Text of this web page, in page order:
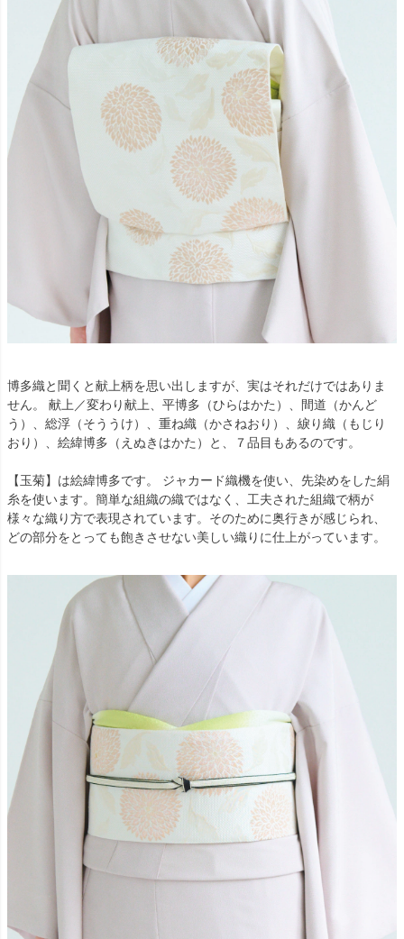
博多織と聞くと献上柄を思い出しますが、実はそれだけではありま
せん。 献上／変わり献上、平博多（ひらはかた）、間道（かんど
う）、総浮（そううけ）、重ね織（かさねおり）、綟り織（もじり
おり）、絵緯博多（えぬきはかた）と、７品目もあるのです。
【玉菊】は絵緯博多です。 ジャカード織機を使い、先染めをした絹
糸を使います。簡単な組織の織ではなく、工夫された組織で柄が
様々な織り方で表現されています。そのために奥行きが感じられ、
どの部分をとっても飽きさせない美しい織りに仕上がっています。